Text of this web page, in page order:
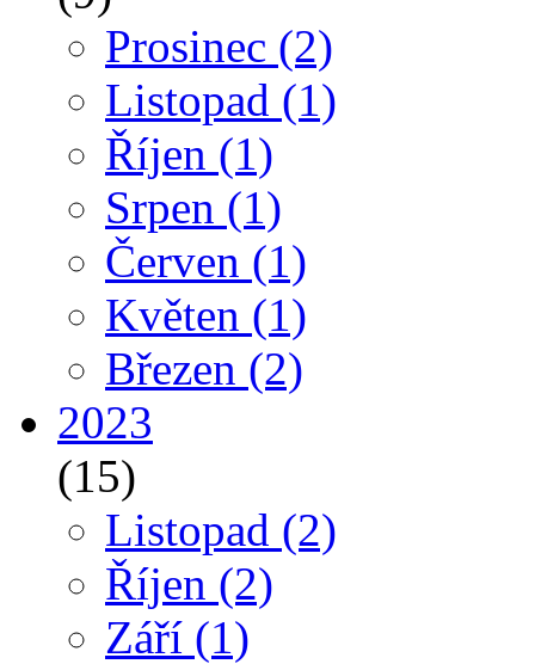
Prosinec (2)
Listopad (1)
Říjen (1)
Srpen (1)
Červen (1)
Květen (1)
Březen (2)
2023
(15)
Listopad (2)
Říjen (2)
Září (1)